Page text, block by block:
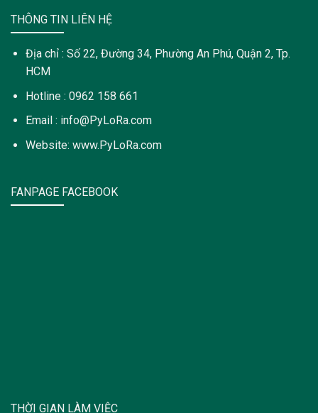
THÔNG TIN LIÊN HỆ
Địa chỉ : Số 22, Đường 34, Phường An Phú, Quận 2, Tp.
HCM
Hotline : 0962 158 661
Email : info@PyLoRa.com
Website: www.PyLoRa.com
FANPAGE FACEBOOK
THỜI GIAN LÀM VIỆC